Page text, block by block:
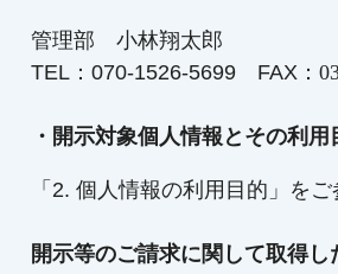
管理部 小林翔太郎
TEL：070-1526-5699 FAX：
・開示対象個人情報とその利用
「2. 個人情報の利用目的」をご
開示等のご請求に関して取得し